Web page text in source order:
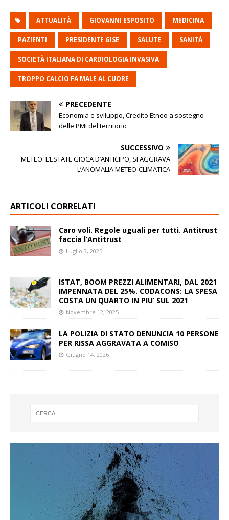
ATTUALITÀ GIOVANNI ESPOSITO MEDICINA
PAZIENTI PRESIDENTE GISE SALUTE SANITÀ
SOCIETÀ ITALIANA DI CARDIOLOGIA INVASIVA
TROPPO CALCIO FA MALE AL CUORE
PRECEDENTE
Economia e sviluppo, Credito Etneo a sostegno
delle PMI del territorio
SUCCESSIVO
METEO: L’ESTATE GIOCA D’ANTICIPO, SI AGGRAVA
L’ANOMALIA METEO-CLIMATICA
ARTICOLI CORRELATI
Caro voli. Regole uguali per tutti. Antitrust
faccia l’Antitrust
Luglio 3, 2025
ISTAT, BOOM PREZZI ALIMENTARI, DAL 2021
IMPENNATA DEL 25%. CODACONS: LA SPESA
COSTA UN QUARTO IN PIU’ SUL 2021
Novembre 12, 2025
LA POLIZIA DI STATO DENUNCIA 10 PERSONE
PER RISSA AGGRAVATA A COMISO
Giugno 14, 2026